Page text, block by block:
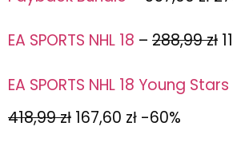
EA SPORTS NHL 18 – 288,99 zł
EA SPORTS NHL 18 Young
418,99 zł 167,60 zł -60%